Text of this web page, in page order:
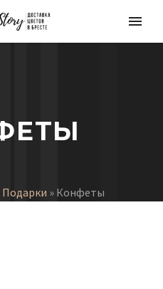
Подарки » Конфеты